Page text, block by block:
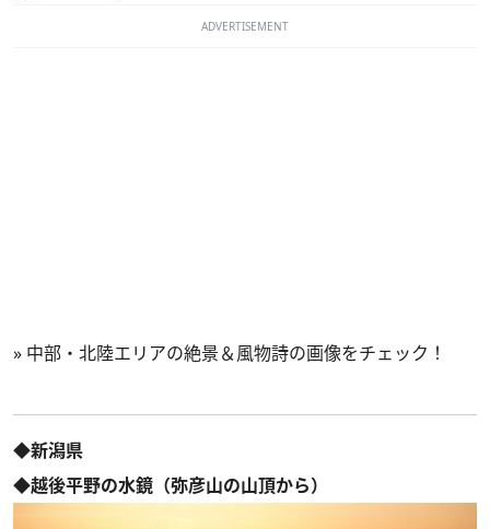
ADVERTISEMENT
» 中部・北陸エリアの絶景＆風物詩の画像をチェック！
◆新潟県
◆越後平野の水鏡（弥彦山の山頂から）